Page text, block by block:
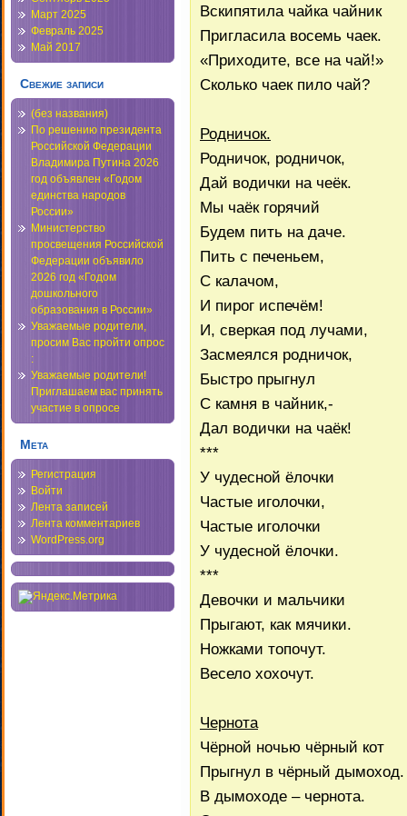
Март 2025
Февраль 2025
Май 2017
Свежие записи
(без названия)
По решению президента
Российской Федерации
Владимира Путина 2026
год объявлен «Годом
единства народов
России»
Министерство
просвещения Российской
Федерации объявило
2026 год «Годом
дошкольного
образования в России»
Уважаемые родители,
просим Вас пройти опрос
:
Уважаемые родители!
Приглашаем вас принять
участие в опросе
Мета
Регистрация
Войти
Лента записей
Лента комментариев
WordPress.org
Вскипятила чайка чайник
Пригласила восемь чаек.
«Приходите, все на чай!»
Сколько чаек пило чай?
Родничок.
Родничок, родничок,
Дай водички на чеёк.
Мы чаёк горячий
Будем пить на даче.
Пить с печеньем,
С калачом,
И пирог испечём!
И, сверкая под лучами,
Засмеялся родничок,
Быстро прыгнул
С камня в чайник,-
Дал водички на чаёк!
***
У чудесной ёлочки
Частые иголочки,
Частые иголочки
У чудесной ёлочки.
***
Девочки и мальчики
Прыгают, как мячики.
Ножками топочут.
Весело хохочут.
Чернота
Чёрной ночью чёрный кот
Прыгнул в чёрный дымоход.
В дымоходе – чернота.